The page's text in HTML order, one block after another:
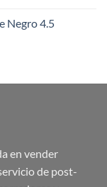
Negro 4.5
en vender
de post-